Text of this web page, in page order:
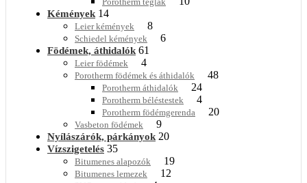
Kémények 14
Leier kémények 8
Schiedel kémények 6
Födémek, áthidalók 61
Leier födémek 4
Porotherm födémek és áthidalók 48
Porotherm áthidalók 24
Porotherm béléstestek 4
Porotherm födémgerenda 20
Vasbeton födémek 9
Nyílászárók, párkányok 20
Vízszigetelés 35
Bitumenes alapozók 19
Bitumenes lemezek 12